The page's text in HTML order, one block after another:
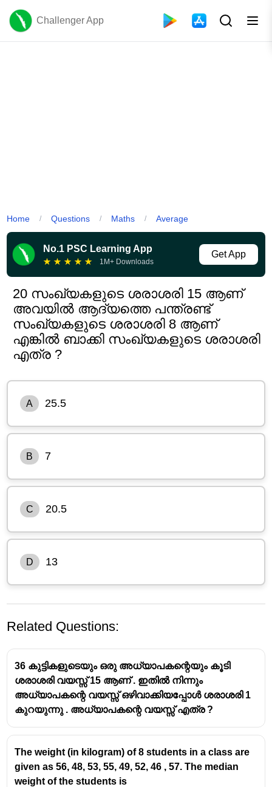
Challenger App
Home / Questions / Maths / Average
No.1 PSC Learning App
★ ★ ★ ★ ★ 1M+ Downloads
Get App
20 സംഖ്യകളുടെ ശരാശരി 15 ആണ്
അവയിൽ ആദ്യത്തെ പന്ത്രണ്ട്
സംഖ്യകളുടെ ശരാശരി 8 ആണ്
എങ്കിൽ ബാക്കി സംഖ്യകളുടെ ശരാശരി
എത്ര ?
A 25.5
B 7
C 20.5
D 13
Related Questions:
36 കുട്ടികളുടെയും ഒരു അധ്യാപകന്റെയും കൂടി
ശരാശരി വയസ്സ് 15 ആണ് . ഇതിൽ നിന്നും
അധ്യാപകന്റെ വയസ്സ് ഒഴിവാക്കിയപ്പോൾ ശരാശരി 1
കുറയുന്നു . അധ്യാപകന്റെ വയസ്സ് എത്ര ?
The weight (in kilogram) of 8 students in a class are
given as 56, 48, 53, 55, 49, 52, 46 , 57. The median
weight of the students is